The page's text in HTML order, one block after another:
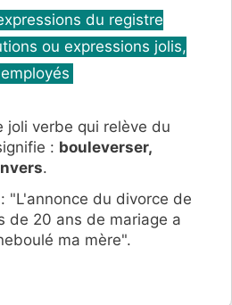
du registre
ou expressions jolis,
joli verbe qui relève du
: bouleverser,
.
"L'annonce du divorce de
de 20 ans de mariage a
ma mère".